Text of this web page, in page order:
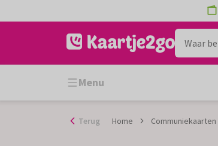
naar
Menu
Terug Home Communiekaarten